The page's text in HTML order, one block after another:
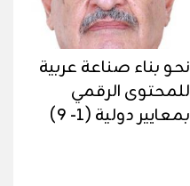
نحو بناء صناعة عربية
للمحتوى الرقمي
بمعايير دولية (1- 9)